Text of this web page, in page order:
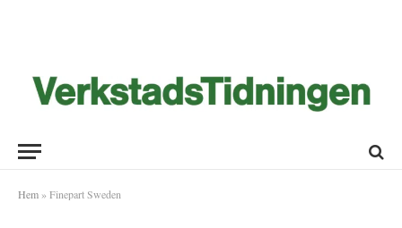
Hem » Finepart Sweden